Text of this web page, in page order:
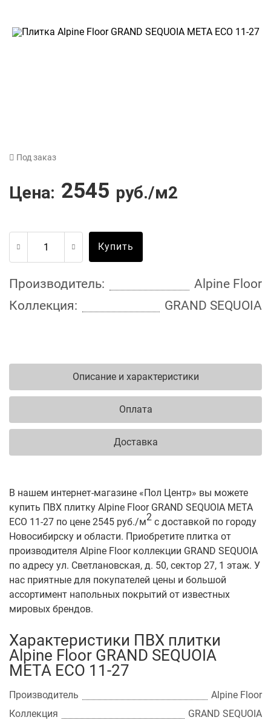
Под заказ
Цена: 2545 руб./м2
Купить
Производитель:
Alpine Floor
Коллекция:
GRAND SEQUOIA
Описание и характеристики
Оплата
Доставка
В нашем интернет-магазине «Пол Центр» вы можете
купить ПВХ плитку Alpine Floor GRAND SEQUOIA МЕТА
ECO 11-27 по цене 2545 руб./м2 с доставкой по городу
Новосибирску и области. Приобретите плитка от
производителя Alpine Floor коллекции GRAND SEQUOIA
по адресу ул. Светлановская, д. 50, сектор 27, 1 этаж. У
нас приятные для покупателей цены и большой
ассортимент напольных покрытий от известных
мировых брендов.
Характеристики ПВХ плитки
Alpine Floor GRAND SEQUOIA
МЕТА ECO 11-27
Производитель
Alpine Floor
Коллекция
GRAND SEQUOIA